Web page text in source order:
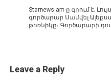
Starnews.am-ը գրում է.
գործարար Սամվել
թոռնիկը։ Գործարարի
Leave a Reply